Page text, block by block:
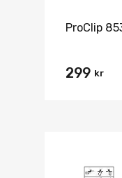
ProClip
299 kr